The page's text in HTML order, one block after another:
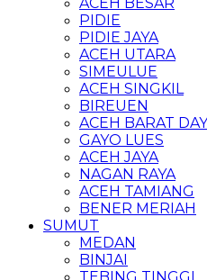
PIDIE
PIDIE JAYA
ACEH UTARA
SIMEULUE
ACEH SINGKIL
BIREUEN
ACEH BARAT
GAYO LUES
ACEH JAYA
NAGAN RAYA
ACEH TAMIANG
BENER MERIAH
SUMUT
MEDAN
BINJAI